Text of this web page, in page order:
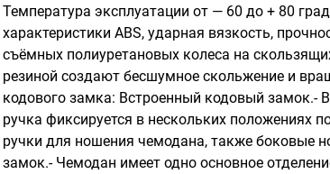
Температура эксплуатации от — 60 до + 80
характеристики ABS, ударная вязкость,
съёмных полиуретановых колеса на
резиной создают бесшумное скольжение и
кодового замка: Встроенный кодовый замок.-
ручка фиксируется в нескольких положениях
ручки для ношения чемодана, также боковые
замок.- Чемодан имеет одно основное